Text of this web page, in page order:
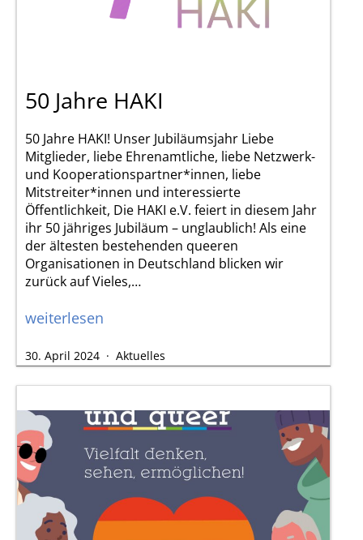
50 Jahre HAKI
50 Jahre HAKI! Unser Jubiläumsjahr Liebe
Mitglieder, liebe Ehrenamtliche, liebe Netzwerk-
und Kooperationspartner*innen, liebe
Mitstreiter*innen und interessierte
Öffentlichkeit, Die HAKI e.V. feiert in diesem Jahr
ihr 50 jähriges Jubiläum – unglaublich! Als eine
der ältesten bestehenden queeren
Organisationen in Deutschland blicken wir
zurück auf Vieles,…
50
HAKI
weiterlesen
Veröffentlicht
30. April 2024
Kategorisiert
Aktuelles